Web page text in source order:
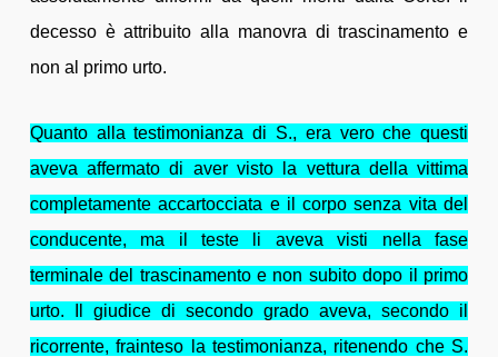
decesso è attribuito alla manovra di trascinamento e
non al primo urto.
Quanto alla testimonianza di S., era vero che questi
aveva affermato di aver visto la vettura della vittima
completamente accartocciata e il corpo senza vita del
conducente, ma il teste li aveva visti nella fase
terminale del trascinamento e non subito dopo il primo
urto. Il giudice di secondo grado aveva, secondo il
ricorrente, frainteso la testimonianza, ritenendo che S.